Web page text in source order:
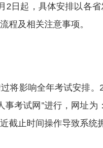
2日起，具体安排以各
程及相关注意事项。
将影响全年考试安排
事考试网”进行，网址
截止时间操作导致系统